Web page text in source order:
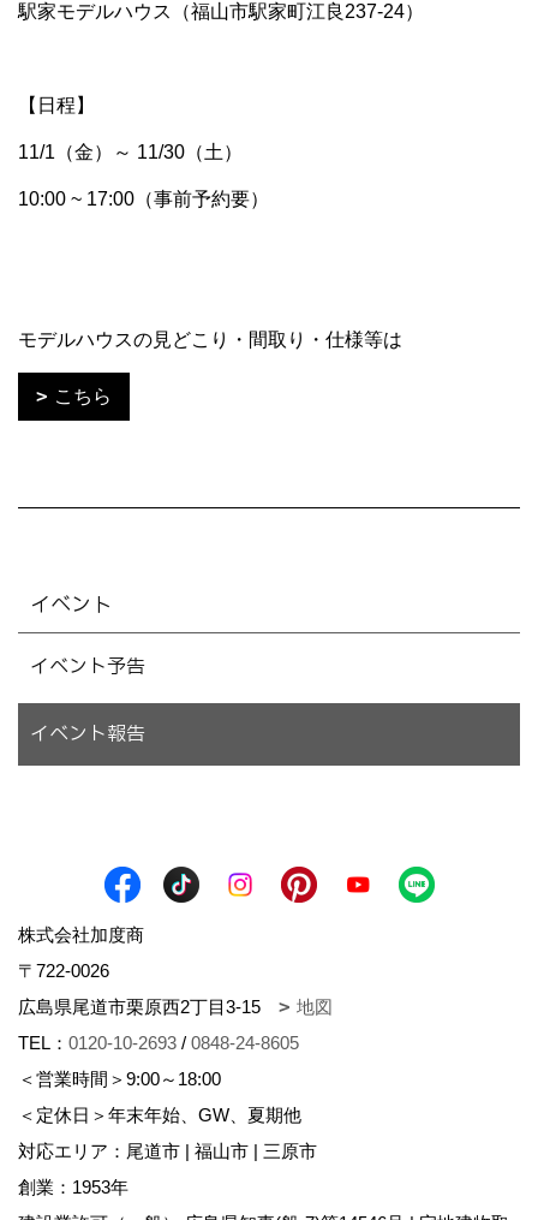
駅家モデルハウス（福山市駅家町江良237-24）
【日程】
11/1（金）～ 11/30（土）
10:00 ~ 17:00（事前予約要）
モデルハウスの見どこり・間取り・仕様等は
こちら
イベント
イベント予告
イベント報告
株式会社加度商
〒722-0026
広島県尾道市栗原西2丁目3-15
地図
TEL： 0120-10-2693 / 0848-24-8605
＜営業時間＞9:00～18:00
＜定休日＞年末年始、GW、夏期他
対応エリア：尾道市 | 福山市 | 三原市
創業：1953年